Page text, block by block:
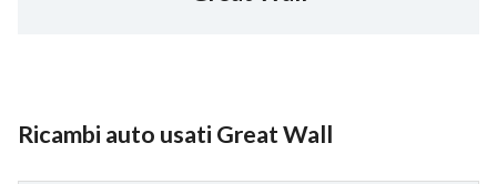
Ricambi auto usati Great Wall